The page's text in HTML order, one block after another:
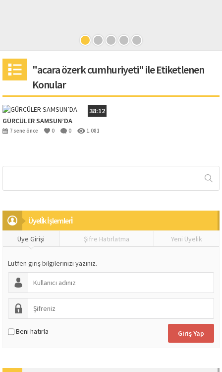
"acara özerk cumhuriyeti" ile Etiketlenen
Konular
38:12
GÜRCÜLER SAMSUN’DA
7 sene önce 0 0 1.081
Üyeli̇k İşlemleri̇
Üye Girişi Şifre Hatırlatma Yeni Üyelik
Lütfen giriş bilgilerinizi yazınız.
Beni hatırla